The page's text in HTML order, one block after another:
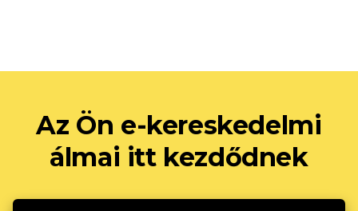
Az Ön e-kereskedelmi
álmai itt kezdődnek